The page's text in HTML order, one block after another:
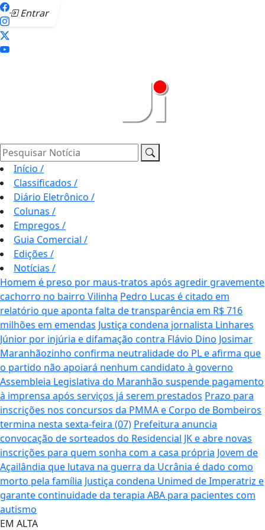
Entrar
Pesquisar Notícia
Início /
Classificados /
Diário Eletrônico /
Colunas /
Empregos /
Guia Comercial /
Edições /
Notícias /
Homem é preso por maus-tratos após agredir gravemente
cachorro no bairro Vilinha Pedro Lucas é citado em
relatório que aponta falta de transparência em R$ 716
milhões em emendas Justiça condena jornalista Linhares
Júnior por injúria e difamação contra Flávio Dino Josimar
Maranhãozinho confirma neutralidade do PL e afirma que
o partido não apoiará nenhum candidato à governo
Assembleia Legislativa do Maranhão suspende pagamento
à imprensa após serviços já serem prestados Prazo para
inscrições nos concursos da PMMA e Corpo de Bombeiros
termina nesta sexta-feira (07) Prefeitura anuncia
convocação de sorteados do Residencial JK e abre novas
inscrições para quem sonha com a casa própria Jovem de
Açailândia que lutava na guerra da Ucrânia é dado como
morto pela família Justiça condena Unimed de Imperatriz e
garante continuidade da terapia ABA para pacientes com
autismo
EM ALTA